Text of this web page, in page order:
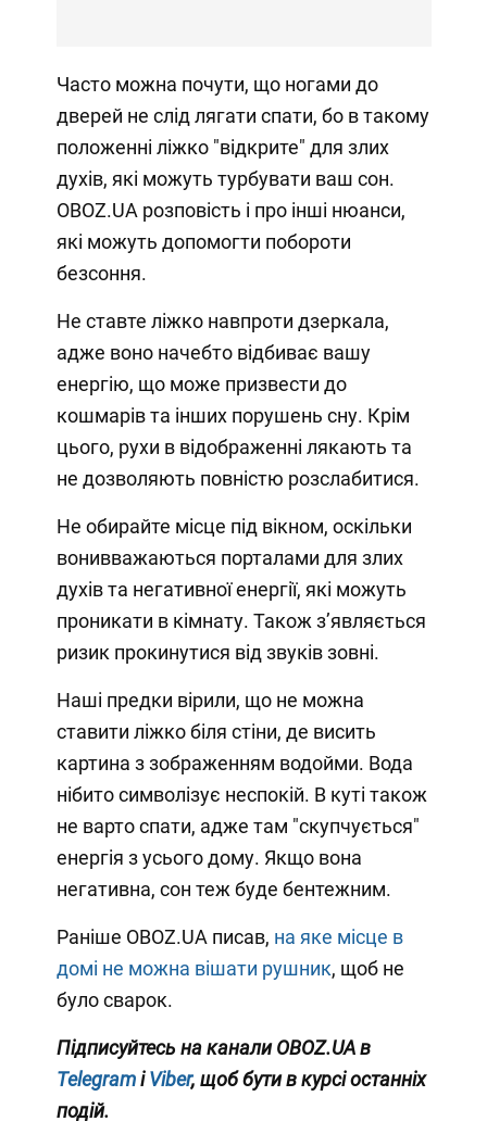
Часто можна почути, що ногами до
дверей не слід лягати спати, бо в такому
положенні ліжко "відкрите" для злих
духів, які можуть турбувати ваш сон.
OBOZ.UA розповість і про інші нюанси,
які можуть допомогти побороти
безсоння.
Не ставте ліжко навпроти дзеркала,
адже воно начебто відбиває вашу
енергію, що може призвести до
кошмарів та інших порушень сну. Крім
цього, рухи в відображенні лякають та
не дозволяють повністю розслабитися.
Не обирайте місце під вікном, оскільки
вонивважаються порталами для злих
духів та негативної енергії, які можуть
проникати в кімнату. Також зʼявляється
ризик прокинутися від звуків зовні.
Наші предки вірили, що не можна
ставити ліжко біля стіни, де висить
картина з зображенням водойми. Вода
нібито символізує неспокій. В куті також
не варто спати, адже там "скупчується"
енергія з усього дому. Якщо вона
негативна, сон теж буде бентежним.
Раніше OBOZ.UA писав, на яке місце в
домі не можна вішати рушник, щоб не
було сварок.
Підписуйтесь на канали OBOZ.UA в
TelegramіViber, щоб бути в курсі останніх
подій.